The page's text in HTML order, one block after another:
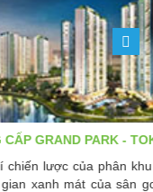
TOUCH
Aqua Bay và được ôm
đẳng cấp và vịnh hồ